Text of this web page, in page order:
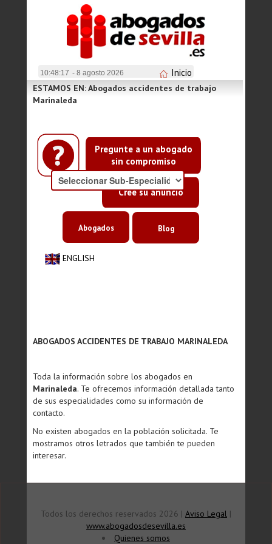
10:48:17 - 8 agosto 2026 Inicio
Pregunte a un abogado
sin compromiso
Cree su anuncio
ESTAMOS EN: Abogados accidentes de trabajo
Marinaleda
ENGLISH
Abogados Blog
ABOGADOS ACCIDENTES DE TRABAJO MARINALEDA
Toda la información sobre los abogados en
Marinaleda. Te ofrecemos información detallada tanto
de sus especialidades como su información de
contacto.
No existen abogados en la población solicitada. Te
mostramos otros letrados que también te pueden
interesar.
Todos los derechos reservados 2026 | Aviso Legal |
www.abogadosdesevilla.es
Quienes somos